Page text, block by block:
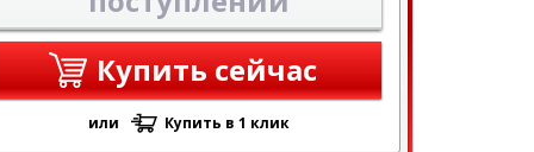
Купить сейчас
или Купить в 1 клик